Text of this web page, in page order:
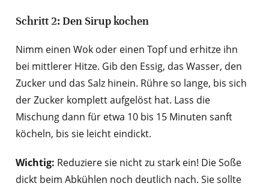
Schritt 2: Den Sirup kochen
Nimm einen Wok oder einen Topf und erhitze ihn
bei mittlerer Hitze. Gib den Essig, das Wasser, den
Zucker und das Salz hinein. Rühre so lange, bis sich
der Zucker komplett aufgelöst hat. Lass die
Mischung dann für etwa 10 bis 15 Minuten sanft
köcheln, bis sie leicht eindickt.
Wichtig: Reduziere sie nicht zu stark ein! Die Soße
dickt beim Abkühlen noch deutlich nach. Sie sollte